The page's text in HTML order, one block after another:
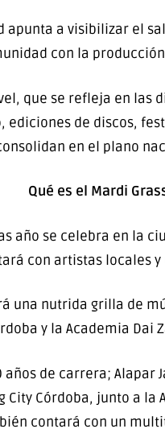
apunta a visibilizar el
con la
que se refleja en las
de discos,
en el plano
Qué es el Mardi
año se celebra en la
con artistas locales
nutrida grilla de
y la Academia Dai
años de carrera;
Córdoba, junto a la
contará con un